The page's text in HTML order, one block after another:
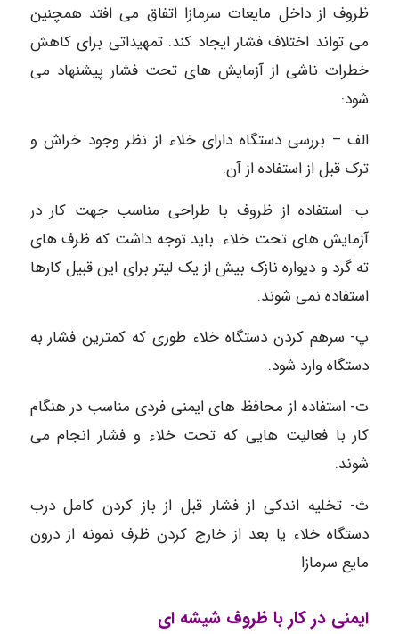
ظروف از داخل مایعات سرمازا اتفاق می افتد همچنین
می تواند اختلاف فشار ایجاد کند. تمهیداتی برای کاهش
خطرات ناشی از آزمایش های تحت فشار پیشنهاد می
شود:
الف – بررسی دستگاه دارای خلاء از نظر وجود خراش و
ترک قبل از استفاده از آن.
ب- استفاده از ظروف با طراحی مناسب جهت کار در
آزمایش های تحت خلاء. باید توجه داشت که ظرف های
ته گرد و دیواره نازک بیش از یک لیتر برای این قبیل کارها
استفاده نمی شوند.
پ- سرهم کردن دستگاه خلاء طوری که کمترین فشار به
دستگاه وارد شود.
ت- استفاده از محافظ های ایمنی فردی مناسب در هنگام
کار با فعالیت هایی که تحت خلاء و فشار انجام می
شوند.
ث- تخلیه اندکی از فشار قبل از باز کردن کامل درب
دستگاه خلاء یا بعد از خارج کردن ظرف نمونه از درون
مایع سرمازا
ایمنی در کار با ظروف شیشه ای